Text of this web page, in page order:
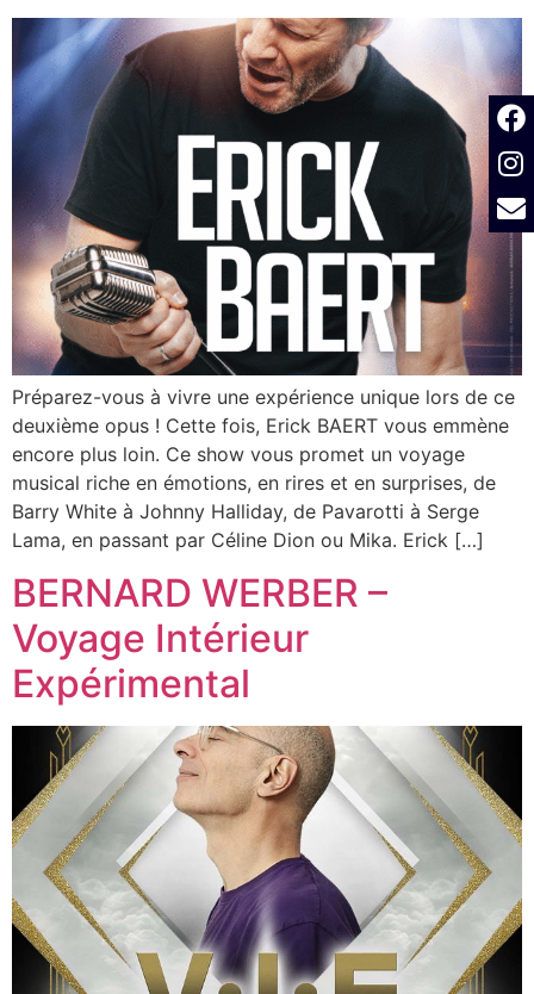
Préparez-vous à vivre une expérience unique lors de ce
deuxième opus ! Cette fois, Erick BAERT vous emmène
encore plus loin. Ce show vous promet un voyage
musical riche en émotions, en rires et en surprises, de
Barry White à Johnny Halliday, de Pavarotti à Serge
Lama, en passant par Céline Dion ou Mika. Erick […]
BERNARD WERBER –
Voyage Intérieur
Expérimental